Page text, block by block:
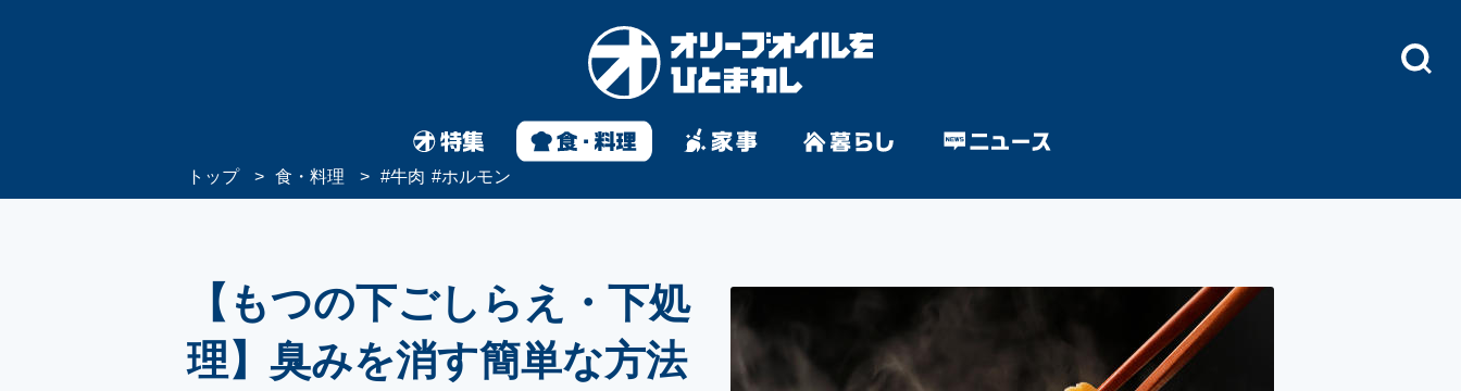
トップ 食・料理 #牛肉 #ホルモン
【もつの下ごしらえ・下処
理】臭みを消す簡単な方法